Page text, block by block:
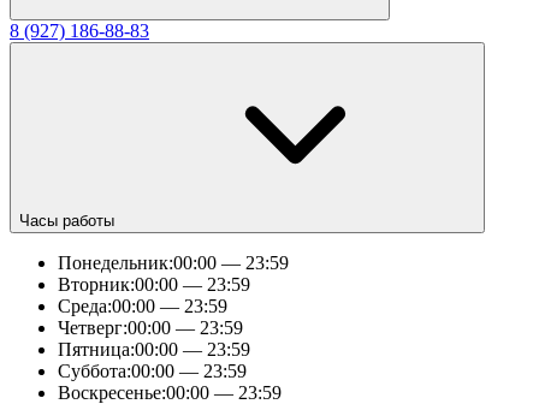
8 (927) 186-88-83
Часы работы
Понедельник:00:00 — 23:59
Вторник:00:00 — 23:59
Среда:00:00 — 23:59
Четверг:00:00 — 23:59
Пятница:00:00 — 23:59
Суббота:00:00 — 23:59
Воскресенье:00:00 — 23:59